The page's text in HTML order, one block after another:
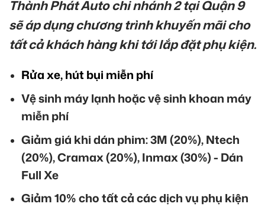
Thành Phát Auto chi nhánh 2 tại Quận 9
sẽ áp dụng chương trình khuyến mãi cho
tất cả khách hàng khi tới lắp đặt phụ kiện.
Rửa xe, hút bụi miễn phí
Vệ sinh máy lạnh hoặc vệ sinh khoan máy
miễn phí
Giảm giá khi dán phim: 3M (20%), Ntech
(20%), Cramax (20%), Inmax (30%) - Dán
Full Xe
Giảm 10% cho tất cả các dịch vụ phụ kiện